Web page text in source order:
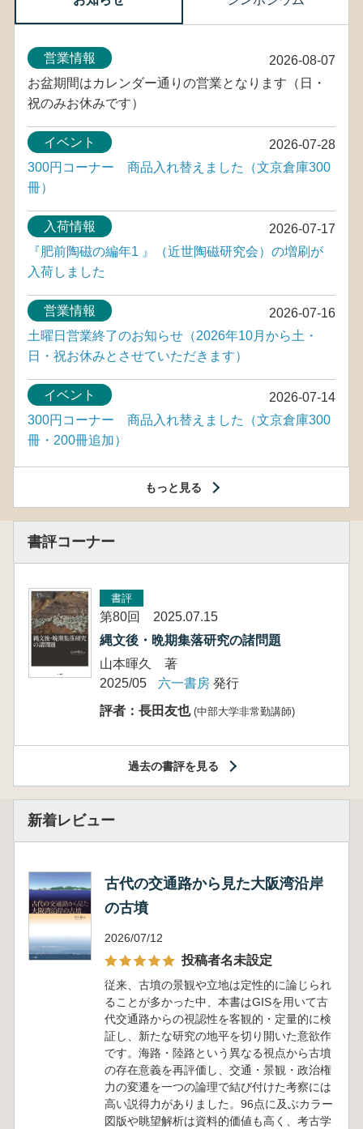
2026-08-07
営業情報
お盆期間はカレンダー通りの営業となります（日・
祝のみお休みです）
2026-07-28
イベント
300円コーナー 商品入れ替えました（文京倉庫300
冊）
2026-07-17
入荷情報
『肥前陶磁の編年1 』（近世陶磁研究会）の増刷が
入荷しました
2026-07-16
営業情報
土曜日営業終了のお知らせ（2026年10月から土・
日・祝お休みとさせていただきます）
2026-07-14
イベント
300円コーナー 商品入れ替えました（文京倉庫300
冊・200冊追加）
もっと見る
書評コーナー
書評
第80回 2025.07.15
縄文後・晩期集落研究の諸問題
山本暉久 著
2025/05
六一書房 発行
評者：長田友也 (中部大学非常勤講師)
過去の書評を見る
新着レビュー
古代の交通路から見た大阪湾沿岸
の古墳
2026/07/12
投稿者名未設定
従来、古墳の景観や立地は定性的に論じられ
ることが多かった中、本書はGISを用いて古
代交通路からの視認性を客観的・定量的に検
証し、新たな研究の地平を切り開いた意欲作
です。海路・陸路という異なる視点から古墳
の存在意義を再評価し、交通・景観・政治権
力の変遷を一つの論理で結び付けた考察には
高い説得力がありました。96点に及ぶカラー
図版や眺望解析は資料的価値も高く、考古学